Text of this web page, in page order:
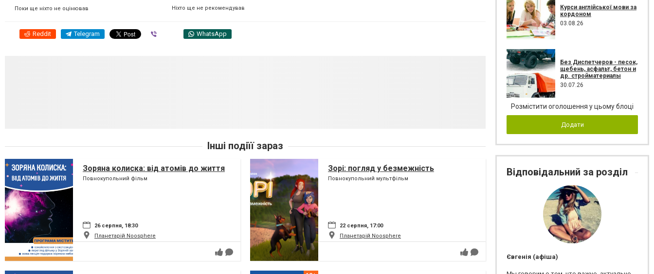
Поки ще ніхто не оцінював Ніхто ще не рекомендував
Reddit Telegram WhatsApp
Інші подіїї зараз
Зоряна колиска: від атомів до життя
Повнокупольний фільм
26 серпня, 18:30
Планетарій Noosphere
Зорі: погляд у безмежність
Повнокупольний мультфільм
22 серпня, 17:00
Планетарій Noosphere
Курси англійської мови за
кордоном
03.08.26
Без Диспетчеров - песок,
щебень, асфальт, бетон и
др. стройматериалы
30.07.26
Розмістити оголошення у цьому блоці
Додати
Відповідальний за розділ
Євгенія (афіша)